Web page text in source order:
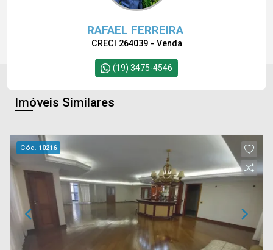
RAFAEL FERREIRA
CRECI 264039 - Venda
(19) 3475-4546
Imóveis Similares
Cód. 10216